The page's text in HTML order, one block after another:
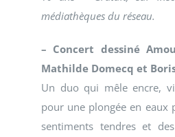
médiathèques du réseau.
– Concert dessiné
Mathilde Domecq et
Un duo qui mêle encre,
pour une plongée en eaux
sentiments tendres et